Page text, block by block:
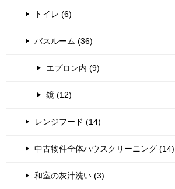
トイレ (6)
バスルーム (36)
エプロン内 (9)
鏡 (12)
レンジフード (14)
中古物件全体ハウスクリーニング (14)
和室の灰汁洗い (3)